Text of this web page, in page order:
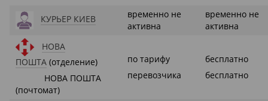
КУРЬЕР КИЕВ
временно не
активна
временно не
активна
НОВА
ПОШТА (отделение)
НОВА ПОШТА
(почтомат)
по тарифу
перевозчика
бесплатно
бесплатно